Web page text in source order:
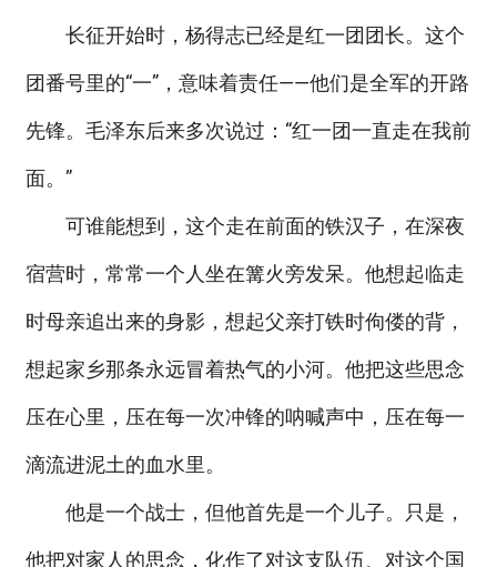
长征开始时，杨得志已经是红一团团长。这个
团番号里的“一”，意味着责任——他们是全军的开路
先锋。毛泽东后来多次说过：“红一团一直走在我前
面。”
可谁能想到，这个走在前面的铁汉子，在深夜
宿营时，常常一个人坐在篝火旁发呆。他想起临走
时母亲追出来的身影，想起父亲打铁时佝偻的背，
想起家乡那条永远冒着热气的小河。他把这些思念
压在心里，压在每一次冲锋的呐喊声中，压在每一
滴流进泥土的血水里。
他是一个战士，但他首先是一个儿子。只是，
他把对家人的思念，化作了对这支队伍、对这个国